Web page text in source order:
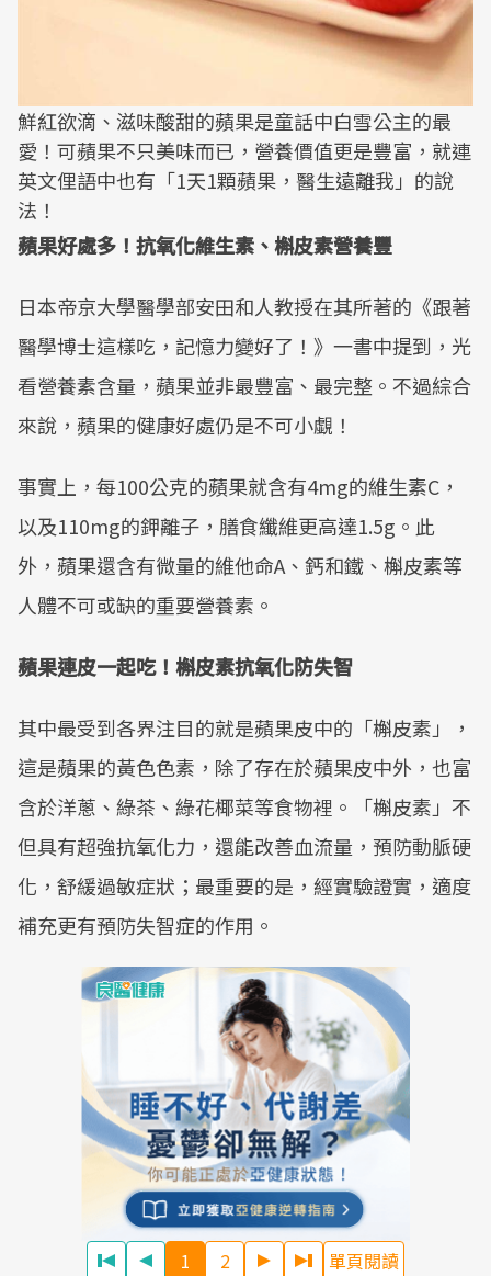
鮮紅欲滴、滋味酸甜的蘋果是童話中白雪公主的最
愛！可蘋果不只美味而已，營養價值更是豐富，就連
英文俚語中也有「1天1顆蘋果，醫生遠離我」的說
法！
蘋果好處多！抗氧化維生素、槲皮素營養豐
日本帝京大學醫學部安田和人教授在其所著的《跟著
醫學博士這樣吃，記憶力變好了！》一書中提到，光
看營養素含量，蘋果並非最豐富、最完整。不過綜合
來說，蘋果的健康好處仍是不可小覷！
事實上，每100公克的蘋果就含有4mg的維生素C，
以及110mg的鉀離子，膳食纖維更高達1.5g。此
外，蘋果還含有微量的維他命A、鈣和鐵、槲皮素等
人體不可或缺的重要營養素。
蘋果連皮一起吃！槲皮素抗氧化防失智
其中最受到各界注目的就是蘋果皮中的「槲皮素」，
這是蘋果的黃色色素，除了存在於蘋果皮中外，也富
含於洋蔥、綠茶、綠花椰菜等食物裡。「槲皮素」不
但具有超強抗氧化力，還能改善血流量，預防動脈硬
化，舒緩過敏症狀；最重要的是，經實驗證實，適度
補充更有預防失智症的作用。
1 2 單頁閱讀